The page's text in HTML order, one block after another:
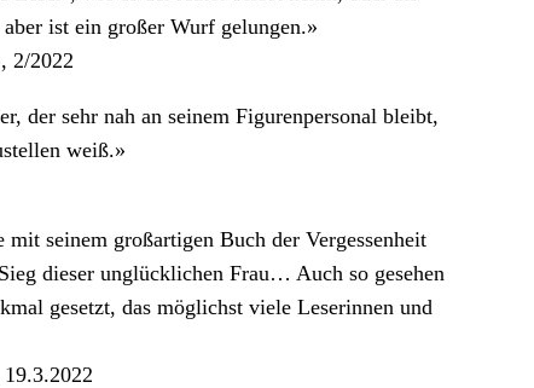
ist ein großer Wurf gelungen.»
2/2022
der sehr nah an seinem Figurenpersonal bleibt,
weiß.»
seinem großartigen Buch der Vergessenheit
dieser unglücklichen Frau… Auch so gesehen
gesetzt, das möglichst viele Leserinnen und